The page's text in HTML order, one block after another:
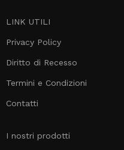
LINK UTILI
Privacy Policy
Diritto di Recesso
Termini e Condizioni
Contatti
I nostri prodotti